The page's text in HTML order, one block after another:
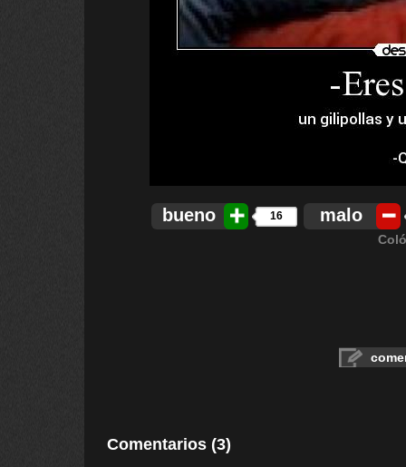
bueno 16 malo
Comentarios (3)